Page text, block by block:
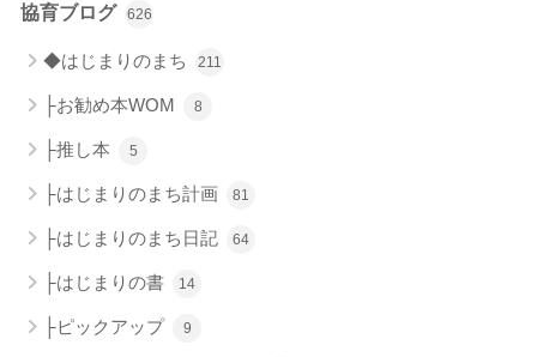
協育ブログ 626
◆はじまりのまち 211
├お勧め本WOM 8
├推し本 5
├はじまりのまち計画 81
├はじまりのまち日記 64
├はじまりの書 14
├ピックアップ 9